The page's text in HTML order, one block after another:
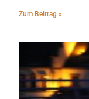
Zum Beitrag »